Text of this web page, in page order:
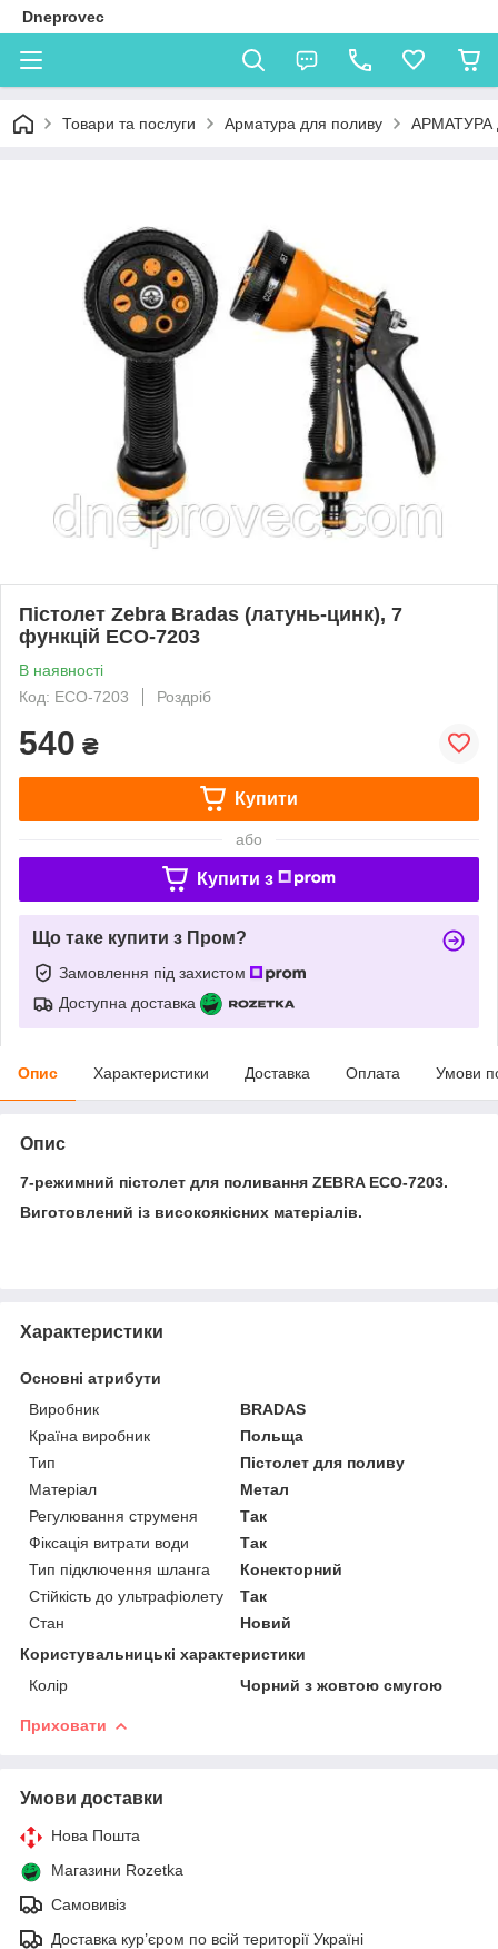
Dneprovec
Товари та послуги Арматура для поливу АРМАТУРА
Пістолет Zebra Bradas (латунь-цинк), 7
функцій ECO-7203
В наявності
Код: ECO-7203
Роздріб
540 ₴
Купити
або
Купити з
Що таке купити з Пром?
Замовлення під захистом
Доступна доставка
Опис Характеристики Доставка Оплата Умови
Опис
7-режимний пістолет для поливання ZEBRA ECO-7203.
Виготовлений із високоякісних матеріалів.
Характеристики
Основні атрибути
Виробник
BRADAS
Країна виробник
Польща
Тип
Пістолет для поливу
Матеріал
Метал
Регулювання струменя
Так
Фіксація витрати води
Так
Тип підключення шланга
Конекторний
Стійкість до ультрафіолету
Так
Стан
Новий
Користувальницькі характеристики
Колір
Чорний з жовтою смугою
Приховати
Умови доставки
Нова Пошта
Магазини Rozetka
Самовивіз
Доставка кур’єром по всій території Україні